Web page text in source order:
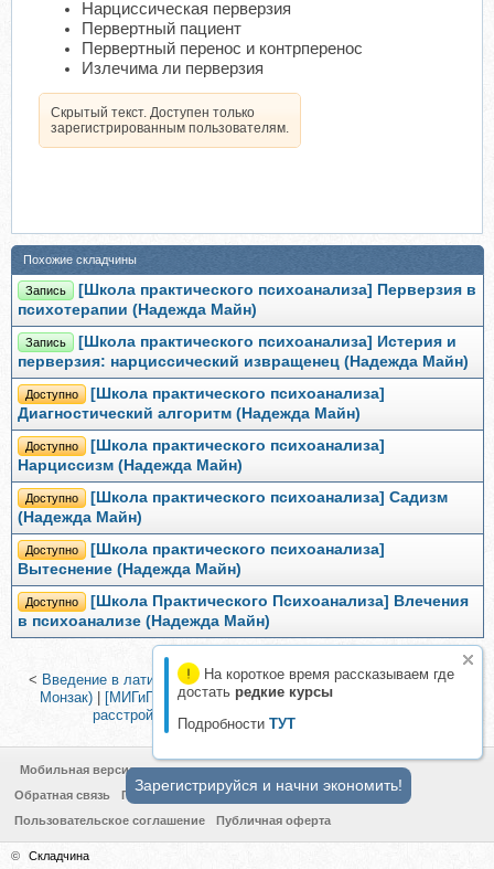
На короткое время рассказываем где
достать редкие курсы
Подробности ТУТ
Нарциссическая перверзия
Первертный пациент
Первертный перенос и контрперенос
Излечима ли перверзия
Скрытый текст. Доступен только
зарегистрированным пользователям.
Похожие складчины
Запись
[Школа практического психоанализа] Перверзия в
психотерапии (Надежда Майн)
Запись
[Школа практического психоанализа] Истерия и
перверзия: нарциссический извращенец (Надежда Майн)
Доступно
[Школа практического психоанализа]
Диагностический алгоритм (Надежда Майн)
Доступно
[Школа практического психоанализа]
Нарциссизм (Надежда Майн)
Доступно
[Школа практического психоанализа] Садизм
(Надежда Майн)
Доступно
[Школа практического психоанализа]
Вытеснение (Надежда Майн)
Доступно
[Школа Практического Психоанализа] Влечения
в психоанализе (Надежда Майн)
< Введение в латиноамериканскую школу психоанализа (Вивиан
Монзак)| [МИГиП] Гештальт-терапия в работе с клиническими
расстройствами, 2019 (Александр Еремеев)
Мобильная версия
Обратная связь
Политика конфиденциальности
Пользовательское соглашение
Публичная оферта
© Складчина
Зарегистрируйся и начни экономить!